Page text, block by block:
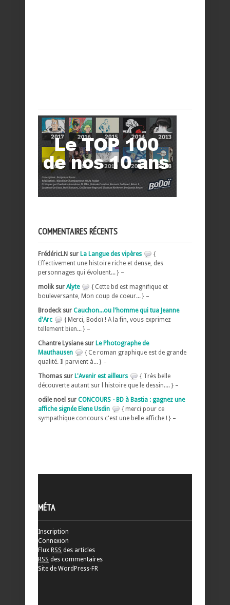
COMMENTAIRES RÉCENTS
FrédéricLN sur La Langue des vipères
{
Effectivement une histoire riche et dense, des
personnages qui évoluent... } –
molik sur Alyte
{ Cette bd est magnifique et
bouleversante, Mon coup de coeur... } –
Brodeck sur Cauchon...ou l'homme qui tua Jeanne
d'Arc
{ Merci, Bodoï ! A la fin, vous exprimez
tellement bien... } –
Chantre Lysiane sur Le Photographe de
Mauthausen
{ Ce roman graphique est de grande
qualité. Il parvient à... } –
Thomas sur L'Avenir est ailleurs
{ Très belle
découverte autant sur l histoire que le dessin.... } –
odile noel sur CONCOURS - BD à Bastia : gagnez une
affiche signée Elene Usdin
{ merci pour ce
sympathique concours c'est une belle affiche ! } –
MÉTA
Inscription
Connexion
Flux RSS des articles
RSS des commentaires
Site de WordPress-FR